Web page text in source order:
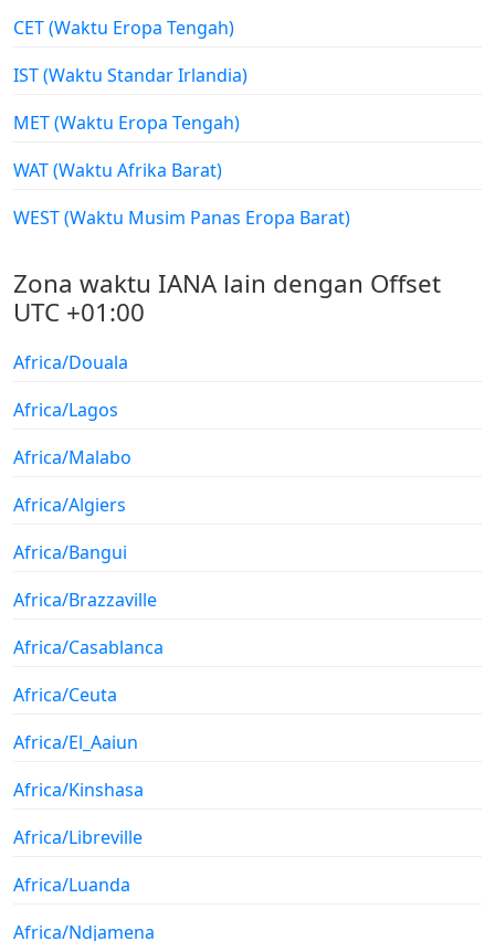
CET (Waktu Eropa Tengah)
IST (Waktu Standar Irlandia)
MET (Waktu Eropa Tengah)
WAT (Waktu Afrika Barat)
WEST (Waktu Musim Panas Eropa Barat)
Zona waktu IANA lain dengan Offset
UTC +01:00
Africa/Douala
Africa/Lagos
Africa/Malabo
Africa/Algiers
Africa/Bangui
Africa/Brazzaville
Africa/Casablanca
Africa/Ceuta
Africa/El_Aaiun
Africa/Kinshasa
Africa/Libreville
Africa/Luanda
Africa/Ndjamena